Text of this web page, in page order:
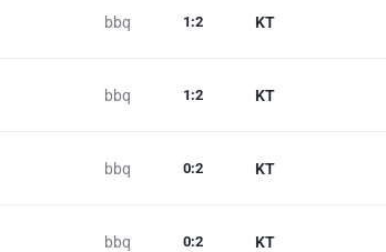
bbq KT
1 :2
bbq KT
1 :2
bbq KT
0:2
bbq KT
0:2